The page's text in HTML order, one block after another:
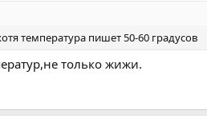
температура пишет 50-60 градусов
только жижи.